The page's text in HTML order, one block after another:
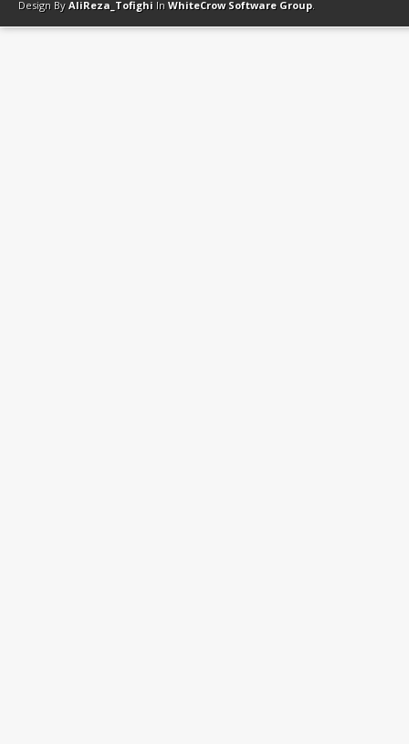
Design By AliReza_Tofighi In WhiteCrow Software Group.